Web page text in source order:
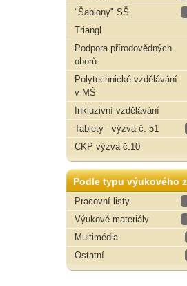
"Šablony" SŠ
Triangl
Podpora přírodovědných
oborů
Polytechnické vzdělávání
v MŠ
Inkluzivní vzdělávání
Tablety - výzva č. 51
CKP výzva č.10
Podle typu výukového
Pracovní listy
Výukové materiály
Multimédia
Ostatní